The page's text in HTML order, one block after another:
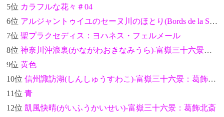
5位 カラフルな花々＃04
6位 アルジャントゥイユのセーヌ川のほとり(Bords de la Seine à Argenteuil)：クロード・モネ
7位 聖プラクセディス：ヨハネス・フェルメール
8位 神奈川沖浪裏(かながわおきなみうら)-富嶽三十六景：葛飾北斎
9位 黄色
10位 信州諏訪湖(しんしゅうすわこ)-富嶽三十六景：葛飾北斎
11位 青
12位 凱風快晴(がいふうかいせい)-富嶽三十六景：葛飾北斎